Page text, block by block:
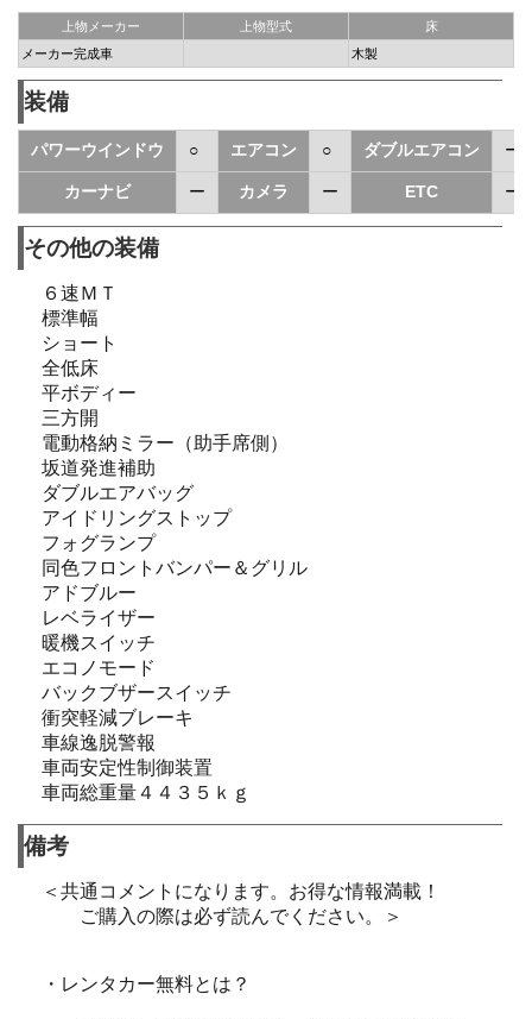
上物メーカー 上物型式
床
メーカー完成車
木製
装備
パワーウインドウ ○ エアコン ○ ダブルエアコン ー
カーナビ ー カメラ ー ETC ー
その他の装備
６速ＭＴ
標準幅
ショート
全低床
平ボディー
三方開
電動格納ミラー（助手席側）
坂道発進補助
ダブルエアバッグ
アイドリングストップ
フォグランプ
同色フロントバンパー＆グリル
アドブルー
レベライザー
暖機スイッチ
エコノモード
バックブザースイッチ
衝突軽減ブレーキ
車線逸脱警報
車両安定性制御装置
車両総重量４４３５ｋｇ
備考
＜共通コメントになります。お得な情報満載！
ご購入の際は必ず読んでください。＞
・レンタカー無料とは？